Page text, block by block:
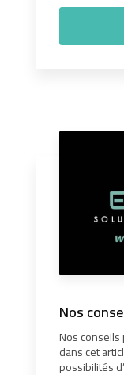
Nos
Nos
dans cet
possibilités